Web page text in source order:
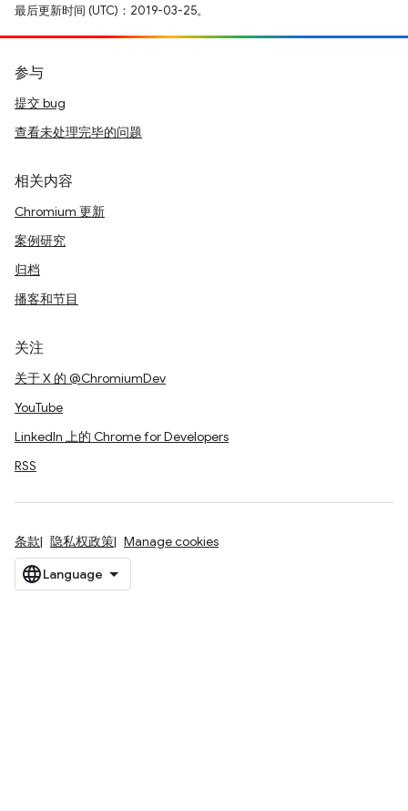
最后更新时间 (UTC)：2019-03-25。
参与
提交 bug
查看未处理完毕的问题
相关内容
Chromium 更新
案例研究
归档
播客和节目
关注
关于 X 的 @ChromiumDev
YouTube
LinkedIn 上的 Chrome for Developers
RSS
条款 隐私权政策 Manage cookies